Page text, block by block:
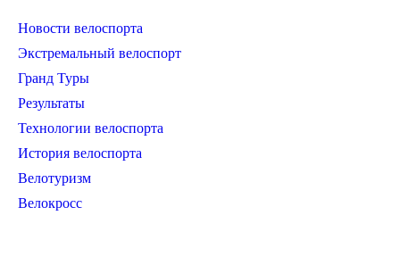
Новости велоспорта
Экстремальный велоспорт
Гранд Туры
Результаты
Технологии велоспорта
История велоспорта
Велотуризм
Велокросс